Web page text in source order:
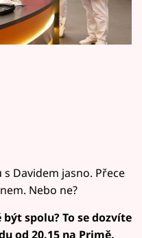
s Davidem jasno. Přece
Nebo ne?
spolu? To se dozvíte
od 20.15 na Primě.